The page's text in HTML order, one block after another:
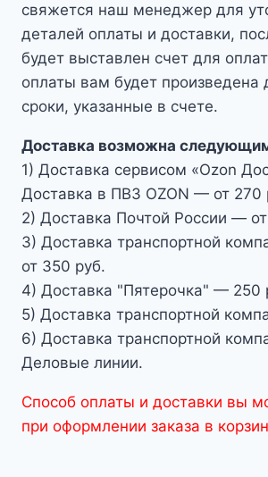
свяжется наш менеджер для
деталей оплаты и доставки,
будет выставлен счет для
оплаты вам будет произведена
сроки, указанные в счете.
Доставка возможна
1) Доставка сервисом «Ozon
Доставка в ПВЗ OZON — от 270
2) Доставка Почтой России —
3) Доставка транспортной
от 350 руб.
4) Доставка "Пятерочка" — 250
5) Доставка транспортной
6) Доставка транспортной
Деловые линии.
Способ оплаты и доставки вы
при оформлении заказа в